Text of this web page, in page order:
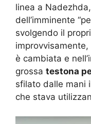
linea a
dell’imminente
svolgendo il
improvvisamente,
è cambiata e
grossa testona
sfilato dalle mani
che stava